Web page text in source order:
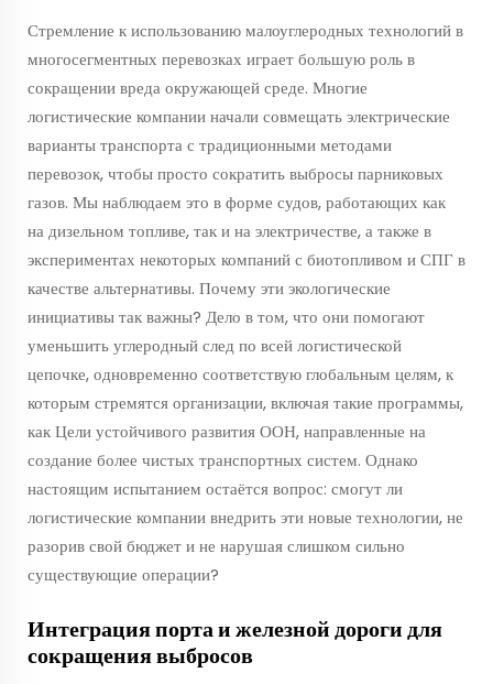
Стремление к использованию малоуглеродных технологий в
многосегментных перевозках играет большую роль в
сокращении вреда окружающей среде. Многие
логистические компании начали совмещать электрические
варианты транспорта с традиционными методами
перевозок, чтобы просто сократить выбросы парниковых
газов. Мы наблюдаем это в форме судов, работающих как
на дизельном топливе, так и на электричестве, а также в
экспериментах некоторых компаний с биотопливом и СПГ в
качестве альтернативы. Почему эти экологические
инициативы так важны? Дело в том, что они помогают
уменьшить углеродный след по всей логистической
цепочке, одновременно соответствую глобальным целям, к
которым стремятся организации, включая такие программы,
как Цели устойчивого развития ООН, направленные на
создание более чистых транспортных систем. Однако
настоящим испытанием остаётся вопрос: смогут ли
логистические компании внедрить эти новые технологии, не
разорив свой бюджет и не нарушая слишком сильно
существующие операции?
Интеграция порта и железной дороги для
сокращения выбросов